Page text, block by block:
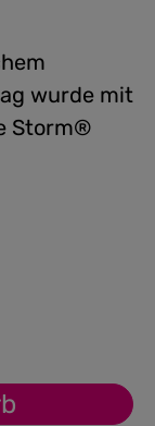
wurde mit
Storm®